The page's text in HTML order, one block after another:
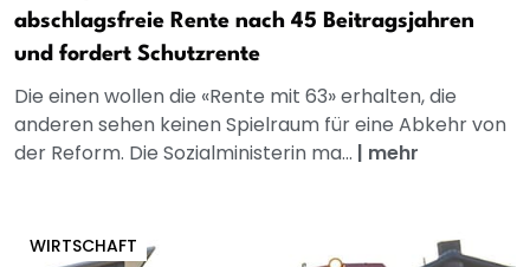
abschlagsfreie Rente nach 45 Beitragsjahren
und fordert Schutzrente
Die einen wollen die «Rente mit 63» erhalten, die
anderen sehen keinen Spielraum für eine Abkehr von
der Reform. Die Sozialministerin ma... | mehr
WIRTSCHAFT